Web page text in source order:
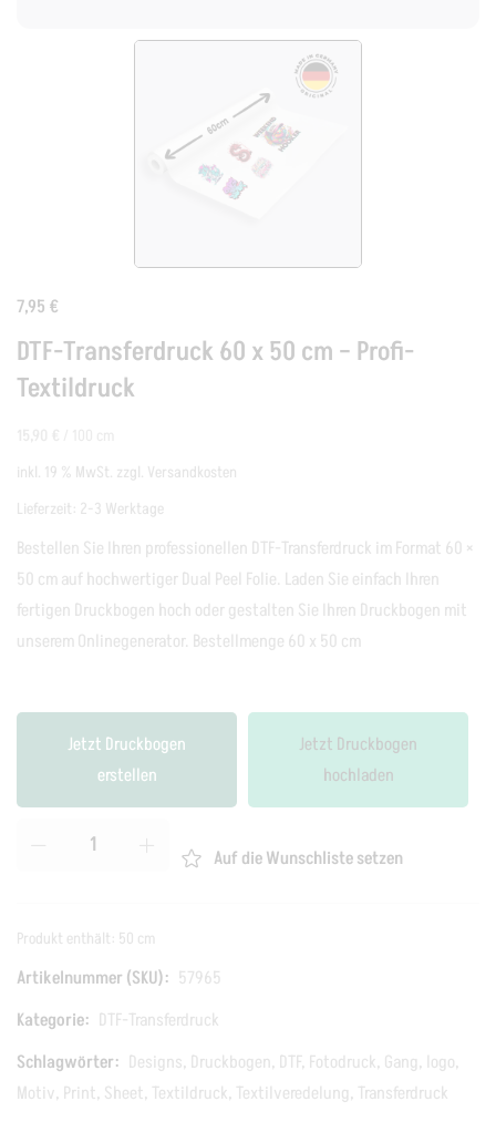
7,95 €
DTF-Transferdruck 60 x 50 cm – Profi-
Textildruck
inkl. 19 % MwSt. zzgl. Versandkosten
Lieferzeit: 2-3 Werktage
Bestellen Sie Ihren professionellen DTF-Transferdruck im Format 60 ×
50 cm auf hochwertiger Dual Peel Folie. Laden Sie einfach Ihren
fertigen Druckbogen hoch oder gestalten Sie Ihren Druckbogen mit
unserem Onlinegenerator. Bestellmenge 60 x 50 cm
Jetzt Druckbogen
erstellen
Jetzt Druckbogen
hochladen
Auf die Wunschliste setzen
Produkt enthält: 50 cm
Artikelnummer (SKU): 57965
Kategorie: DTF-Transferdruck
Schlagwörter: Designs, Druckbogen, DTF, Fotodruck, Gang, logo,
Motiv, Print, Sheet, Textildruck, Textilveredelung, Transferdruck